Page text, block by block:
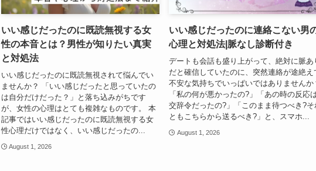
いい感じだったのに既読無視する女
性の本音とは？男性が知りたい真実
と対処法
いい感じだったのに既読無視されて悩んでい
ませんか？ 「いい感じだったと思っていたの
は自分だけだった？」と落ち込みがちです
が、女性の心理はとても複雑なものです。 本
記事ではいい感じだったのに既読無視する女
性心理だけではなく、いい感じだったの...
August 1, 2026
いい感じだったのに連絡こない男
心理と対処法|脈なし診断付き
デートも会話も盛り上がって、絶対に脈あ
だと確信していたのに、突然連絡が途絶え
不安な気持ちでいっぱいではありませんか
「私の何が悪かったの?」「あの時の反応
交辞令だったの?」「このまま待つべき?そ
ともこちらから送るべき?」と、スマホ...
August 1, 2026